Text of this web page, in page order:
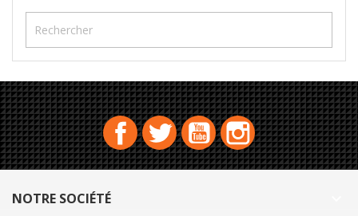
FacebookTwitterYouTubeInstagram
NOTRE SOCIÉTÉ